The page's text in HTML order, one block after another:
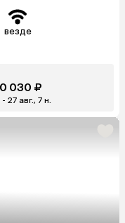
везде
030 ₽
27 авг., 7 н.